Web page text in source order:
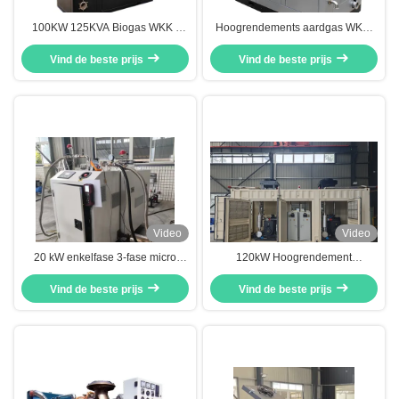
100KW 125KVA Biogas WKK ,
Hernieuwbare Energie
Warmtekrachtkoppeling Eenheid
Vind de beste prijs
Hoogrendements aardgas WKK-
eenheid 50Hz 4 draden 35KW
Vind de beste prijs
Video
20 kW enkelfase 3-fase micro
gecombineerde warmte- en
elektriciteitsgeneratoren 50Hz
60Hz
Vind de beste prijs
Video
120kW Hoogrendement
Geluidsarme Aardgas WKK
(Warmtekrachtkoppeling) Unit
Vind de beste prijs